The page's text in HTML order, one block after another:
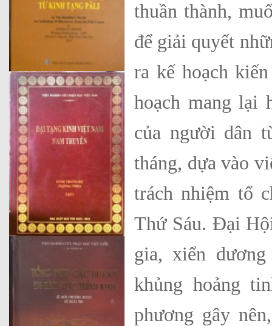
thuần thành,
để giải quyết
ra kế hoạch
hoạch mang lại
của người dân
tháng, dựa vào
trách nhiệm tổ
Thứ Sáu. Đại
gia, xiển
khủng hoảng
phương gây